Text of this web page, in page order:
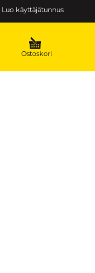
Luo käyttäjätunnus
Ostoskori